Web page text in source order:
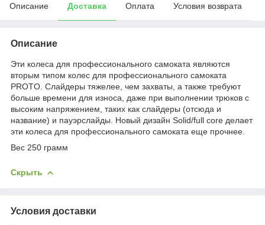
Описание Доставка Оплата Условия возврата
Описание
Эти колеса для профессионального самоката являются
вторым типом колес для профессионального самоката
PROTO. Слайдеры тяжелее, чем захваты, а также требуют
больше времени для износа, даже при выполнении трюков с
высоким напряжением, таких как слайдеры (отсюда и
название) и пауэрслайды.
Новый дизайн Solid/full core делает
эти колеса для профессионального самоката еще прочнее.
Вес 250 грамм
Скрыть
Условия доставки